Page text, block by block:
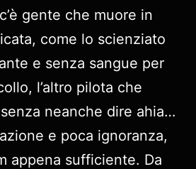
gente che muore in
come lo scienziato
e senza sangue per
l’altro pilota che
neanche dire ahia…
e poca ignoranza,
appena sufficiente. Da